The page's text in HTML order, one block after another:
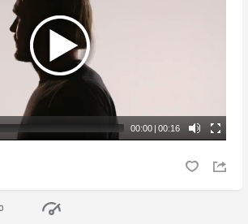
00:00 | 00:16